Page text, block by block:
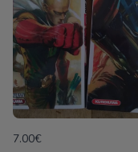
7.00€